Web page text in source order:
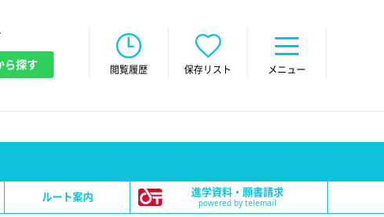
ら探す 閲覧履歴 保存リスト メニュー
ルート案内 進学資料・願書請求
powered by telemail